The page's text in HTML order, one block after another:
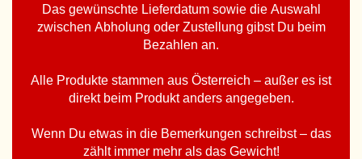
Das gewünschte Lieferdatum sowie die Auswahl
zwischen Abholung oder Zustellung gibst Du beim
Bezahlen an.
Alle Produkte stammen aus Österreich – außer es ist
direkt beim Produkt anders angegeben.
Wenn Du etwas in die Bemerkungen schreibst – das
zählt immer mehr als das Gewicht!